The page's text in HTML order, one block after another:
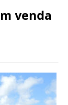
venda